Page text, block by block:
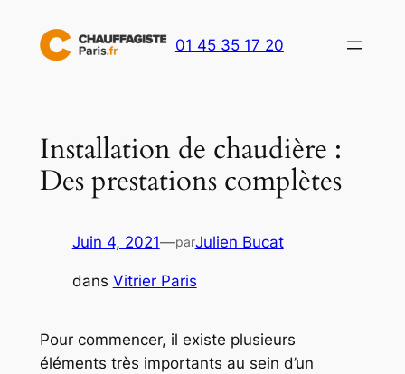
contenu
01 45 35 17 20
Installation de chaudière :
Des prestations complètes
Juin 4, 2021—parJulien Bucat
dans Vitrier Paris
Pour commencer, il existe plusieurs
éléments très importants au sein d’un